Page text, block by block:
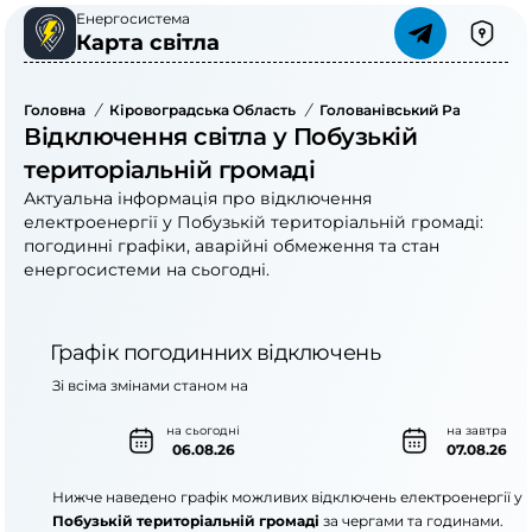
Енергосистема
Карта світла
Головна / Кіровоградська Область / Голованівський Район
Відключення світла у Побузькій
територіальній громаді
Актуальна інформація про відключення
електроенергії у Побузькій територіальній громаді:
погодинні графіки, аварійні обмеження та стан
енергосистеми на сьогодні.
Графік погодинних відключень
на сьогодні
06.08.26
на завтра
07.08.26
Зі всіма змінами станом на
Нижче наведено графік можливих відключень електроенергії у
Побузькій територіальній громаді за чергами та годинами.